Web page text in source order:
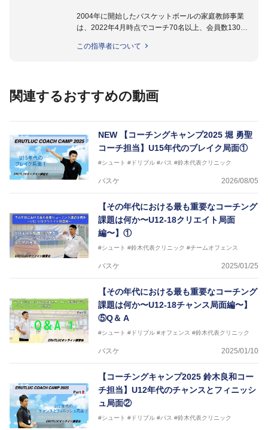
2004年に開始したバスケットボールの家庭教師事業
は、2022年4月時点でコーチ70名以上、会員数1300
指導実績多数・各地講習会なども担当しており、「は
など多くの書籍・DVDも監修しています。
2016年U12ナショナルキャンプヘッドコーチ
2016年U13ナショナルキャンプヘッドコーチ
2016年男子日本代表サポートコーチ
2017年U12ナショナルキャンプヘッドコーチ
2017年U13ナショナルキャンプヘッドコーチ
2017年男子日本代表サポートコーチ
リーコーチ
2018年U12ナショナルキャンプヘッドコーチ
2018年U13ナショナルキャンプヘッドコーチ
2018年～2021年男子日本代表サポートコーチ
2021年～女子日本代表アシスタントコーチ
この指導者について
関連するおすすめの動画
NEW
【コーチングキャンプ2025 堀 勇聖
コーチ担当】U15年代のブレイク局面①
#シュート #ドリブル #パス #鈴木代表クリニック
バスケ 2026/08/05
【その年代における最も重要なコーチング
課題は何か〜U12-18クリエイト局面
編〜】①
#シュート #鈴木代表クリニック #チームオフェンス
バスケ 2025/01/25
【その年代における最も重要なコーチング
課題は何か〜U12-18チャンス局面編〜】
⑤Q＆ A
#シュート #ドリブル #オフェンス #鈴木代表クリニック
バスケ 2025/01/10
【コーチングキャンプ2025 鈴木良和コー
チ担当】U12年代のチャンスとフィニッシ
ュ局面②
#シュート #ドリブル #パス #鈴木代表クリニック